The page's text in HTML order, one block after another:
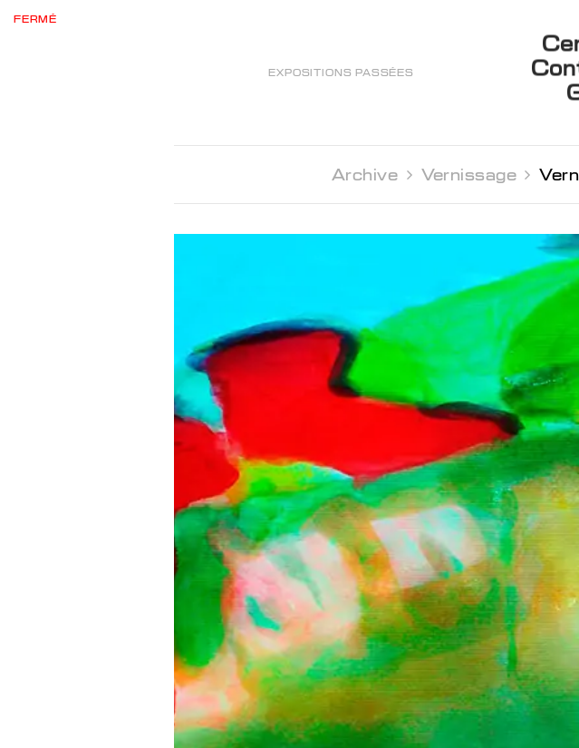
FERMÉ
EXPOSITIONS PASSÉES
Archive  Vernissage 